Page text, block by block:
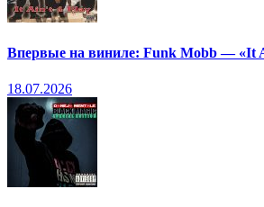
Впервые на виниле: Funk Mobb — «It
18.07.2026